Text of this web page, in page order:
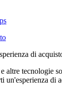
di
altre tecnologie
un'esperienza di